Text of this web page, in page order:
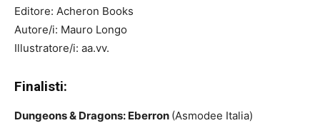
Editore: Acheron Books
Autore/i: Mauro Longo
Illustratore/i: aa.vv.
Finalisti:
Dungeons & Dragons: Eberron (Asmodee Italia)